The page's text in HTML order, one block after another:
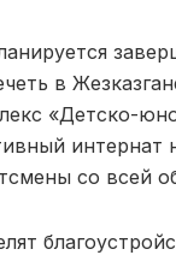
в
«Детско-
интернат
со всей